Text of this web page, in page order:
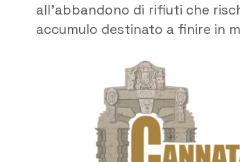
all’abbandono di rifiuti che
accumulo destinato a finire in